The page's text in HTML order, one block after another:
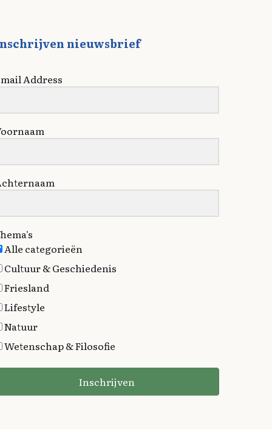
nieuwsbrief
Address
Alle categorieën
Cultuur & Geschiedenis
Friesland
Lifestyle
Natuur
Wetenschap & Filosofie
Inschrijven